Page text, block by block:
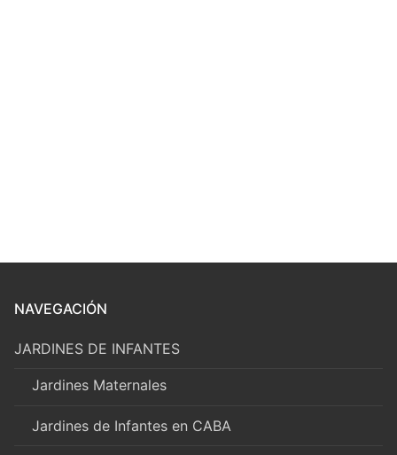
NAVEGACIÓN
JARDINES DE INFANTES
Jardines Maternales
Jardines de Infantes en CABA